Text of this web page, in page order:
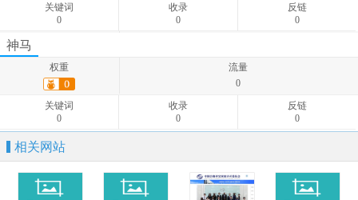
关键词
0
收录
0
反链
0
关键词
0
神马
权重
流量
0
关键词
0
收录
0
反链
0
相关网站